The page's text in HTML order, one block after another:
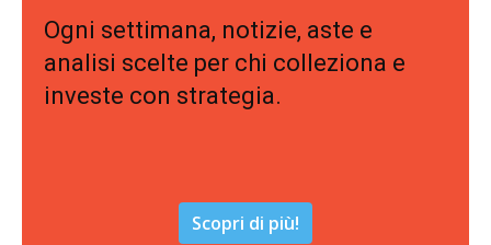
Ogni settimana, notizie, aste e
analisi scelte per chi colleziona e
investe con strategia.
Scopri di più!